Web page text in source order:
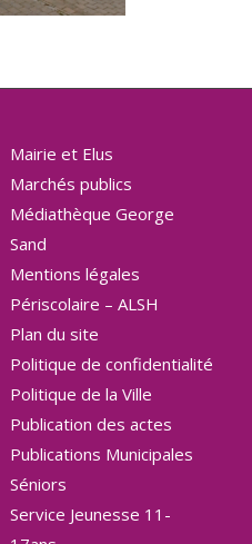
Mairie et Elus
Marchés publics
Médiathèque George
Sand
Mentions légales
Périscolaire – ALSH
Plan du site
Politique de confidentialité
Politique de la Ville
Publication des actes
Publications Municipales
Séniors
Service Jeunesse 11-